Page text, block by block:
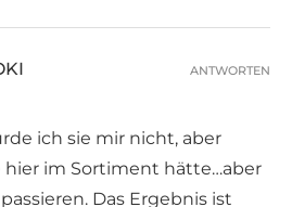
ich sie mir nicht, aber
hier im Sortiment hätte…aber
Das Ergebnis ist
ANTWORTEN